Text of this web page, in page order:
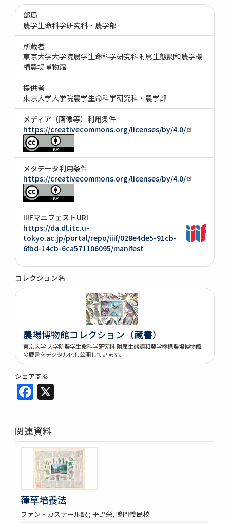
部局
農学生命科学研究科・農学部
所蔵者
東京大学大学院農学生命科学研究科附属生態調和農学機
構農場博物館
提供者
東京大学大学院農学生命科学研究科・農学部
メディア（画像等）利用条件
https://creativecommons.org/licenses/by/4.0/
メタデータ利用条件
https://creativecommons.org/licenses/by/4.0/
IIIFマニフェストURI
https://da.dl.itc.u-
tokyo.ac.jp/portal/repo/iiif/028e4de5-91cb-
6fbd-14cb-6ca571106095/manifest
コレクション名
農場博物館コレクション（蔵書）
東京大学 大学院農学生命科学研究科 附属生態調和農学機構農場博物館
の蔵書をデジタル化し公開しています。
シェアする
Facebook
関連資料
葎草培養法
ファン・カステール訳 ; 平野栄, 鳴門義民校